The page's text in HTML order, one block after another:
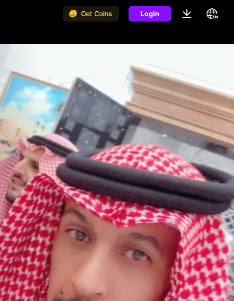
Get Coins Login